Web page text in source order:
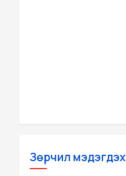
Зөрчил мэдэгдэх